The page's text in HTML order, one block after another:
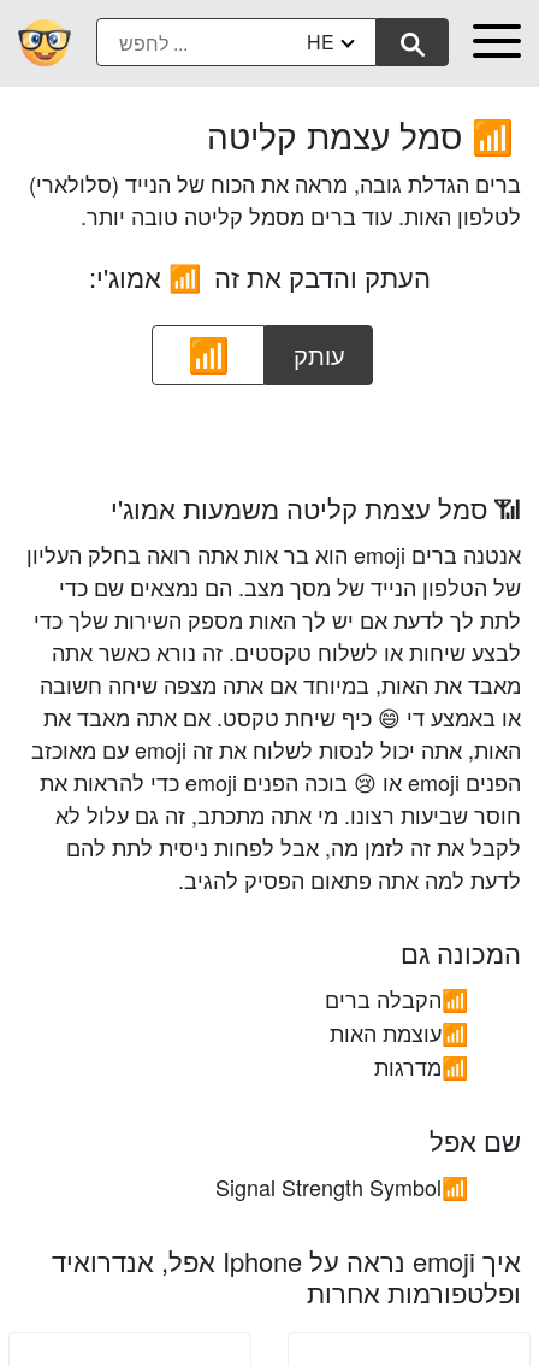
HE
📶 סמל עצמת קליטה
ברים הגדלת גובה, מראה את הכוח של הנייד (סלולארי)
לטלפון האות. עוד ברים מסמל קליטה טובה יותר.
העתק והדבק את זה 📶 אמוג'י:
עותק
📶 סמל עצמת קליטה משמעות אמוג'י
אנטנה ברים emoji הוא בר אות אתה רואה בחלק העליון
של הטלפון הנייד של מסך מצב. הם נמצאים שם כדי
לתת לך לדעת אם יש לך האות מספק השירות שלך כדי
לבצע שיחות או לשלוח טקסטים. זה נורא כאשר אתה
מאבד את האות, במיוחד אם אתה מצפה שיחה חשובה
או באמצע די 😄 כיף שיחת טקסט. אם אתה מאבד את
האות, אתה יכול לנסות לשלוח את זה emoji עם מאוכזב
הפנים emoji או 😢 בוכה הפנים emoji כדי להראות את
חוסר שביעות רצונו. מי אתה מתכתב, זה גם עלול לא
לקבל את זה לזמן מה, אבל לפחות ניסית לתת להם
לדעת למה אתה פתאום הפסיק להגיב.
המכונה גם
📶הקבלה ברים
📶עוצמת האות
📶מדרגות
שם אפל
📶
Signal Strength Symbol
איך emoji נראה על Iphone אפל, אנדרואיד
ופלטפורמות אחרות